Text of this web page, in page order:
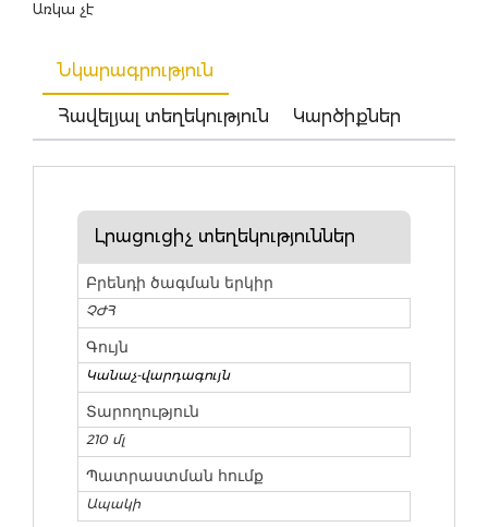
Առկա չէ
Նկարագրություն
Հավելյալ տեղեկություն Կարծիքներ
Լրացուցիչ տեղեկություններ
Բրենդի ծագման երկիր
ՉԺՀ
Գույն
Կանաչ-վարդագույն
Տարողություն
210 մլ
Պատրաստման հումք
Ապակի